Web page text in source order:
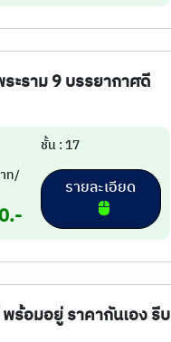
ะราม 9 บรรยากาศดี
ชั้น : 17
ท/
พร้อมอยู่ ราคากันเอง รีบ